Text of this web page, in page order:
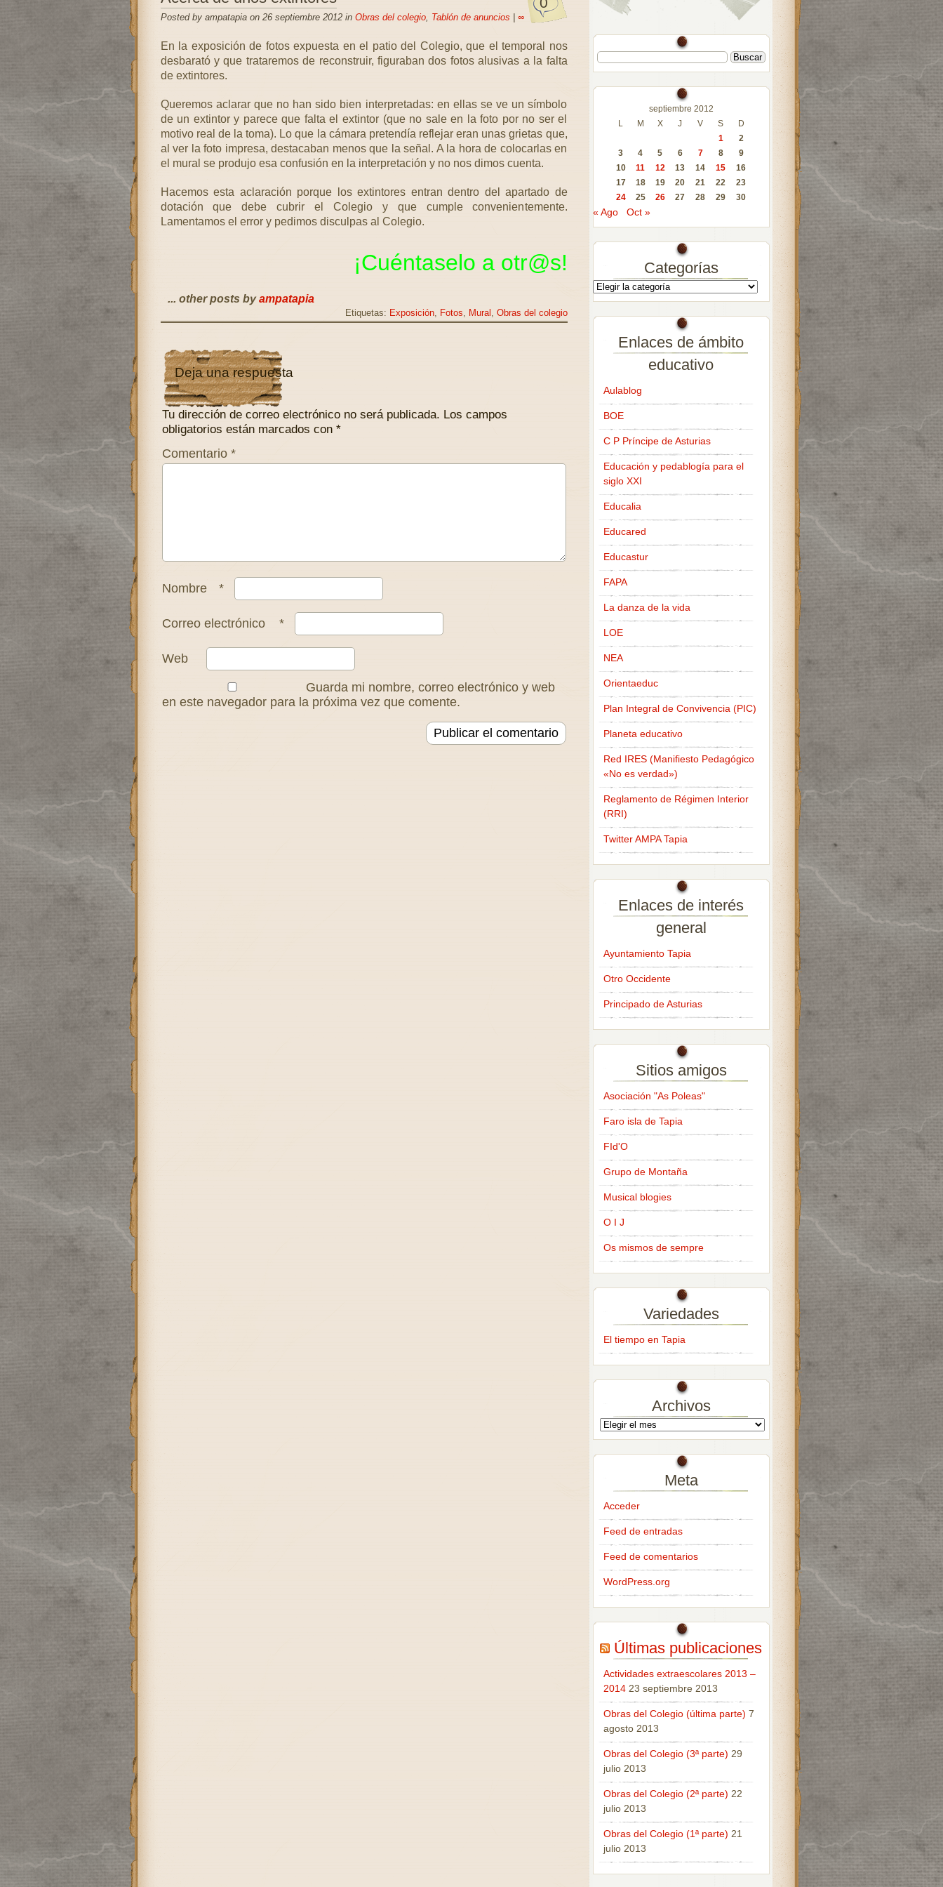
Posted by ampatapia on 26 septiembre 2012 in Obras del colegio, Tablón de anuncios ∞
En la exposición de fotos expuesta en el patio del Colegio, que el temporal nos
desbarató y que trataremos de reconstruir, figuraban dos fotos alusivas a la falta
de extintores.
Queremos aclarar que no han sido bien interpretadas: en ellas se ve un símbolo
de un extintor y parece que falta el extintor (que no sale en la foto por no ser el
motivo real de la toma). Lo que la cámara pretendía reflejar eran unas grietas que,
al ver la foto impresa, destacaban menos que la señal. A la hora de colocarlas en
el mural se produjo esa confusión en la interpretación y no nos dimos cuenta.
Hacemos esta aclaración porque los extintores entran dentro del apartado de
dotación que debe cubrir el Colegio y que cumple convenientemente.
Lamentamos el error y pedimos disculpas al Colegio.
¡Cuéntaselo a otr@s!
... other posts byampatapia
Etiquetas: Exposición, Fotos, Mural , Obras del colegio
Deja una respuesta
Tu dirección de correo electrónico no será publicada. Los campos
obligatorios están marcados con *
Comentario *
Nombre *
Correo electrónico *
Web
Guarda mi nombre, correo electrónico y web
en este navegador para la próxima vez que comente.
septiembre 2012
L
M X J V S
D
1
2
3
4 5 6 7 8
9
10
11 12 13 14 15
16
17
18 19 20 21 22
23
24
25 26 27 28 29 30
« Ago Oct »
Categorías
Enlaces de ámbito
educativo
Aulablog
BOE
C P Príncipe de Asturias
Educación y pedablogía para el
siglo XXI
Educalia
Educared
Educastur
FAPA
La danza de la vida
LOE
NEA
Orientaeduc
Plan Integral de Convivencia (PIC)
Planeta educativo
Red IRES (Manifiesto Pedagógico
«No es verdad»)
Reglamento de Régimen Interior
(RRI)
Twitter AMPA Tapia
Enlaces de interés
general
Ayuntamiento Tapia
Otro Occidente
Principado de Asturias
Sitios amigos
Asociación "As Poleas"
Faro isla de Tapia
FId'O
Grupo de Montaña
Musical blogies
O I J
Os mismos de sempre
Variedades
El tiempo en Tapia
Archivos
Meta
Acceder
Feed de entradas
Feed de comentarios
WordPress.org
Últimas publicaciones
Actividades extraescolares 2013 –
2014 23 septiembre 2013
Obras del Colegio (última parte) 7
agosto 2013
Obras del Colegio (3ª parte) 29
julio 2013
Obras del Colegio (2ª parte) 22
julio 2013
Obras del Colegio (1ª parte) 21
julio 2013